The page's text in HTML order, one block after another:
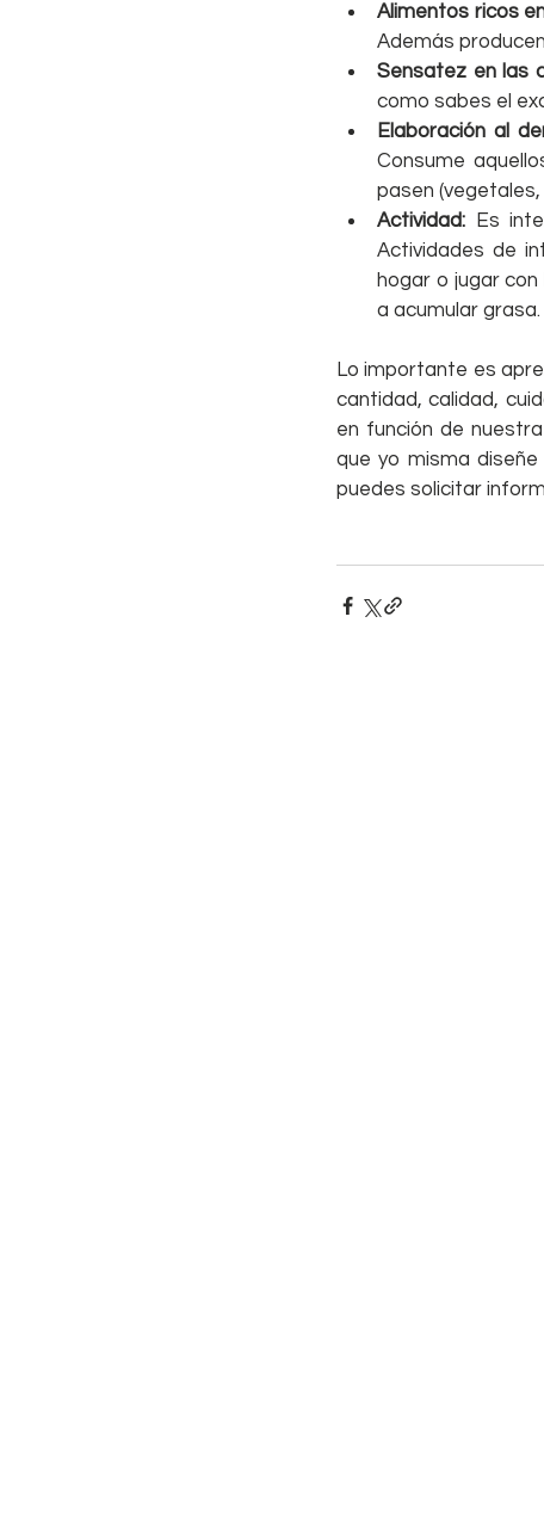
Alimentos ricos
Además
Sensatez en las
como sabes el
Elaboración al
Consume
pasen
Actividad: Es
Actividades de
hogar o jugar
a acumular grasa.
Lo importante es
cantidad, calidad,
en función de
que yo misma
puedes solicitar